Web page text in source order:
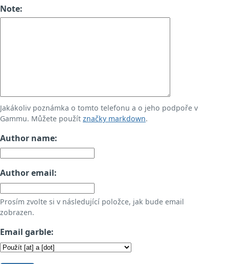
Note:
Jakákoliv poznámka o tomto telefonu a o jeho podpoře v
Gammu. Můžete použít značky markdown.
Author name:
Author email:
Prosím zvolte si v následující položce, jak bude email
zobrazen.
Email garble: